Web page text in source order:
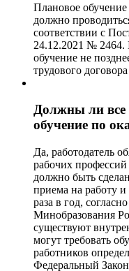
Плановое
должно
соответствии с
24.12.2021 №
обучение не
трудового
Должны ли все
обучение по
Да, работодатель
рабочих
должно быть
приема на работу и
раза в год,
Минобразования
существуют
могут требовать
работников
Федеральный